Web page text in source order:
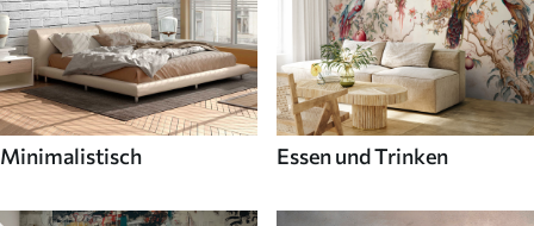
Minimalistisch Essen und Trinken